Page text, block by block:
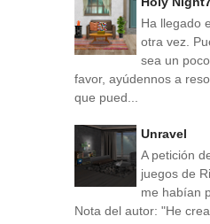
Ha llegado
otra vez.
sea un
favor, ayúdennos a
que pued...
Unravel
A petición
juegos de
me habían
Nota del autor: "He